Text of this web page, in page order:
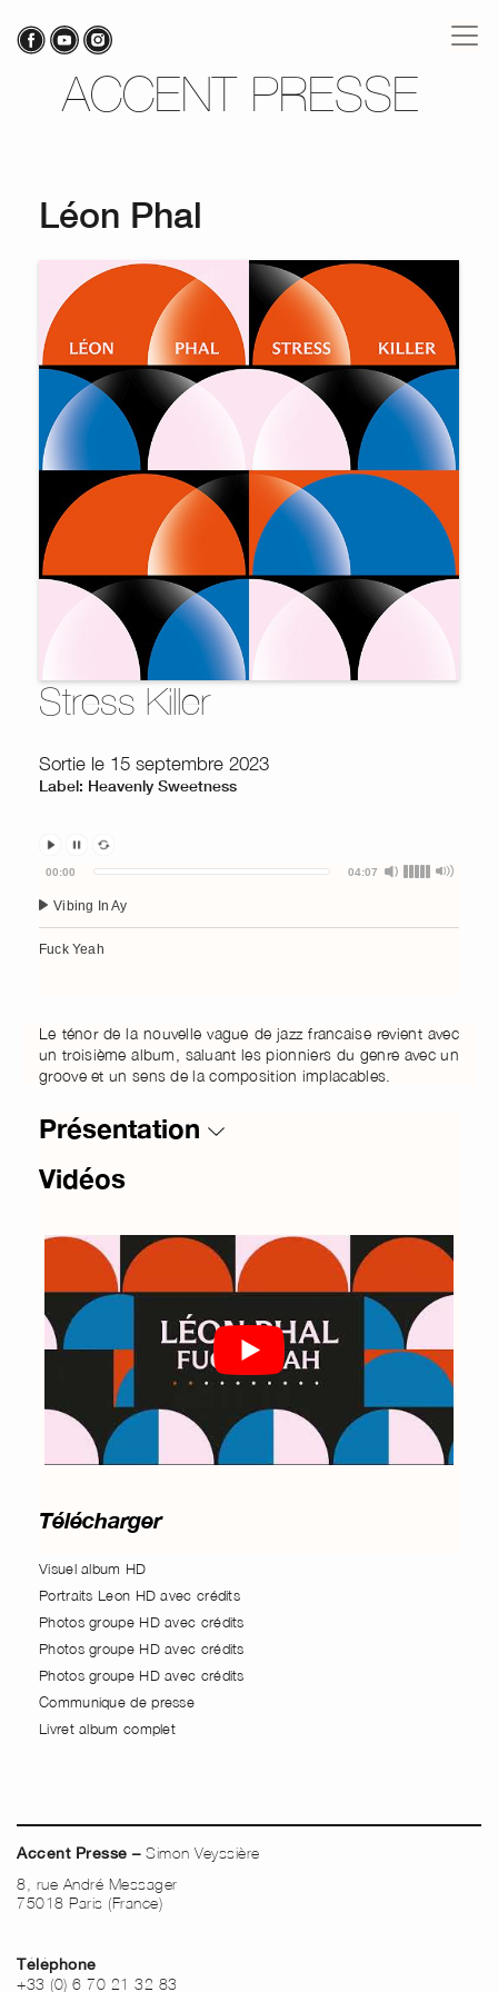
ACCENT PRESSE
Léon Phal
Stress Killer
Sortie le 15 septembre 2023
Label: Heavenly Sweetness
Audio
Player
Vibing In Ay
Fuck Yeah
00:00 04:07
Le ténor de la nouvelle vague de jazz francaise revient avec
un troisième album, saluant les pionniers du genre avec un
groove et un sens de la composition implacables.
Présentation
Vidéos
Télécharger
Visuel album HD
Portraits Leon HD avec crédits
Photos groupe HD avec crédits
Photos groupe HD avec crédits
Photos groupe HD avec crédits
Communique de presse
Livret album complet
Accent Presse –Simon Veyssière
8, rue André Messager
75018 Paris (France)
Téléphone
+33 (0) 6 70 21 32 83